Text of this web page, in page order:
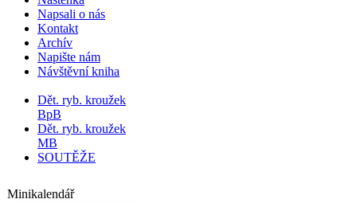
Napsali o nás
Kontakt
Archív
Napište nám
Návštěvní kniha
Dět. ryb. kroužek
BpB
Dět. ryb. kroužek
MB
SOUTĚŽE
Minikalendář